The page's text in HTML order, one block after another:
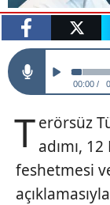
paylaş tweetle
00:00
Terörsüz
adımı,
feshetmesi